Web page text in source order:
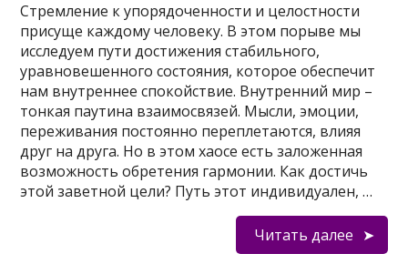
Стремление к упорядоченности и целостности
присуще каждому человеку. В этом порыве мы
исследуем пути достижения стабильного,
уравновешенного состояния, которое обеспечит
нам внутреннее спокойствие. Внутренний мир –
тонкая паутина взаимосвязей. Мысли, эмоции,
переживания постоянно переплетаются, влияя
друг на друга. Но в этом хаосе есть заложенная
возможность обретения гармонии. Как достичь
этой заветной цели? Путь этот индивидуален, …
Читать далее